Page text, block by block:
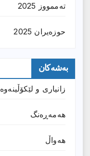
تەممووز 2025
حوزه‌یران 2025
بەشەکان
زانیارى و لێکۆڵینەوە
هەمەڕەنگ
هەواڵ